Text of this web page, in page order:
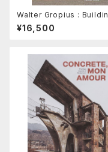
Walter Gropius :
and Projects
¥16,500